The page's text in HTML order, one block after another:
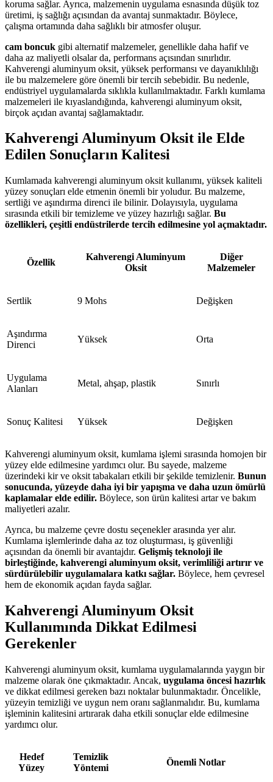
koruma sağlar. Ayrıca, malzemenin uygulama esnasında düşük toz
üretimi, iş sağlığı açısından da avantaj sunmaktadır. Böylece,
çalışma ortamında daha sağlıklı bir atmosfer oluşur.
cam boncuk gibi alternatif malzemeler, genellikle daha hafif ve
daha az maliyetli olsalar da, performans açısından sınırlıdır.
Kahverengi aluminyum oksit, yüksek performansı ve dayanıklılığı
ile bu malzemelere göre önemli bir tercih sebebidir. Bu nedenle,
endüstriyel uygulamalarda sıklıkla kullanılmaktadır. Farklı kumlama
malzemeleri ile kıyaslandığında, kahverengi aluminyum oksit,
birçok açıdan avantaj sağlamaktadır.
Kahverengi Aluminyum Oksit ile Elde
Edilen Sonuçların Kalitesi
Kumlamada kahverengi aluminyum oksit kullanımı, yüksek kaliteli
yüzey sonuçları elde etmenin önemli bir yoludur. Bu malzeme,
sertliği ve aşındırma direnci ile bilinir. Dolayısıyla, uygulama
sırasında etkili bir temizleme ve yüzey hazırlığı sağlar. Bu
özellikleri, çeşitli endüstrilerde tercih edilmesine yol açmaktadır.
Özellik
Kahverengi Aluminyum
Oksit
Diğer
Malzemeler
Sertlik 9 Mohs Değişken
Aşındırma
Direnci
Yüksek Orta
Uygulama
Alanları
Metal, ahşap, plastik Sınırlı
Sonuç Kalitesi Yüksek Değişken
Kahverengi aluminyum oksit, kumlama işlemi sırasında homojen bir
yüzey elde edilmesine yardımcı olur. Bu sayede, malzeme
üzerindeki kir ve oksit tabakaları etkili bir şekilde temizlenir. Bunun
sonucunda, yüzeyde daha iyi bir yapışma ve daha uzun ömürlü
kaplamalar elde edilir. Böylece, son ürün kalitesi artar ve bakım
maliyetleri azalır.
Ayrıca, bu malzeme çevre dostu seçenekler arasında yer alır.
Kumlama işlemlerinde daha az toz oluşturması, iş güvenliği
açısından da önemli bir avantajdır. Gelişmiş teknoloji ile
birleştiğinde, kahverengi aluminyum oksit, verimliliği artırır ve
sürdürülebilir uygulamalara katkı sağlar. Böylece, hem çevresel
hem de ekonomik açıdan fayda sağlar.
Kahverengi Aluminyum Oksit
Kullanımında Dikkat Edilmesi
Gerekenler
Kahverengi aluminyum oksit, kumlama uygulamalarında yaygın bir
malzeme olarak öne çıkmaktadır. Ancak, uygulama öncesi hazırlık
ve dikkat edilmesi gereken bazı noktalar bulunmaktadır. Öncelikle,
yüzeyin temizliği ve uygun nem oranı sağlanmalıdır. Bu, kumlama
işleminin kalitesini artırarak daha etkili sonuçlar elde edilmesine
yardımcı olur.
Hedef
Yüzey
Temizlik
Yöntemi
Önemli Notlar